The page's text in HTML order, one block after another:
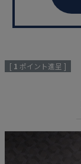
[ 1 ポイント進呈 ]